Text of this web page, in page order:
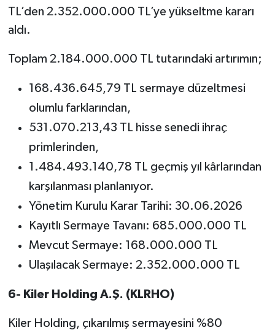
TL’den 2.352.000.000 TL’ye yükseltme kararı
aldı.
Toplam 2.184.000.000 TL tutarındaki artırımın;
168.436.645,79 TL sermaye düzeltmesi
olumlu farklarından,
531.070.213,43 TL hisse senedi ihraç
primlerinden,
1.484.493.140,78 TL geçmiş yıl kârlarından
karşılanması planlanıyor.
Yönetim Kurulu Karar Tarihi: 30.06.2026
Kayıtlı Sermaye Tavanı: 685.000.000 TL
Mevcut Sermaye: 168.000.000 TL
Ulaşılacak Sermaye: 2.352.000.000 TL
6- Kiler Holding A.Ş. (KLRHO)
Kiler Holding, çıkarılmış sermayesini %80